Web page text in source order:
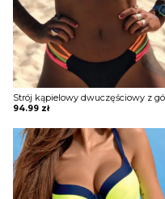
94.99 zł